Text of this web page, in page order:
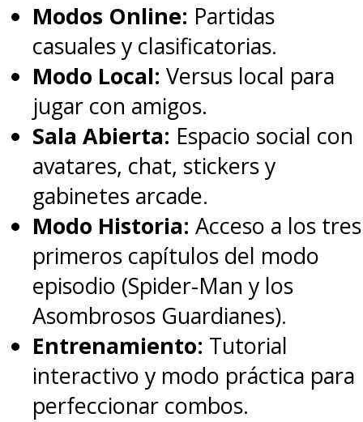
Modos Online: Partidas
casuales y clasificatorias.
Modo Local: Versus local para
jugar con amigos.
Sala Abierta: Espacio social con
avatares, chat, stickers y
gabinetes arcade.
Modo Historia: Acceso a los tres
primeros capítulos del modo
episodio (Spider-Man y los
Asombrosos Guardianes).
Entrenamiento: Tutorial
interactivo y modo práctica para
perfeccionar combos.